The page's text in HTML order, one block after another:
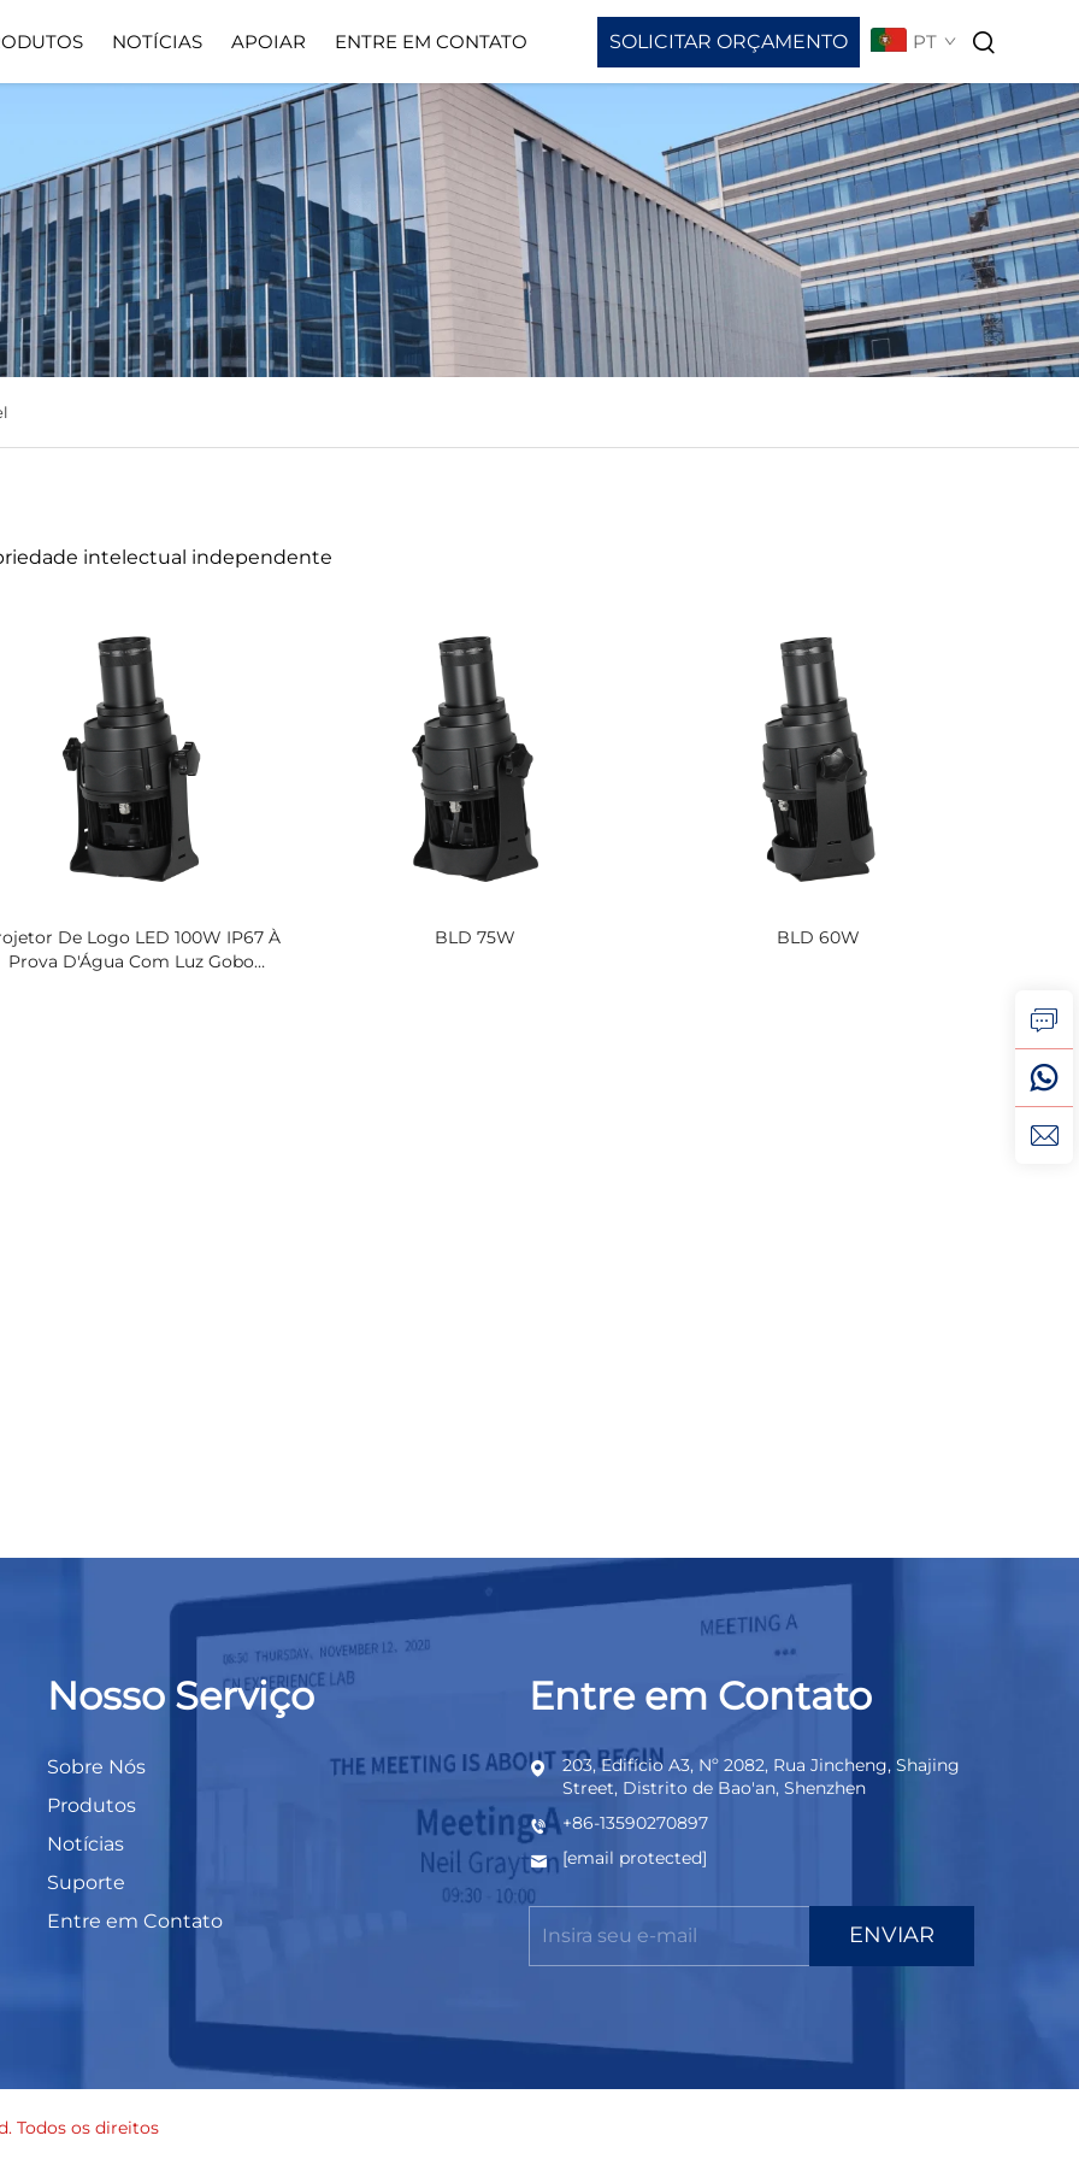
NOTÍCIAS APOIAR
Baixar Download De Vídeos
ENTRE EM CONTATO SOLICITAR ORÇAMENTO PT
intelectual independente
De Logo LED 100W IP67 À
Prova D'Água Com Luz Gobo
BLD 75W BLD 60W
Nosso Serviço
Sobre Nós
Produtos
Notícias
Suporte
Entre em Contato
Entre em Contato
203, Edifício A3, Nº 2082, Rua Jincheng, Shajing
Street, Distrito de Bao'an, Shenzhen
+86-13590270897
[email protected]
ENVIAR
Todos os direitos